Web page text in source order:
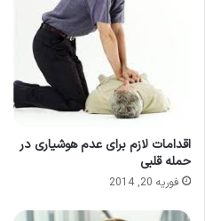
اقدامات لازم برای عدم هوشیاری در
حمله قلبی
فوریه 20, 2014